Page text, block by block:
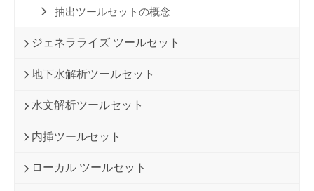
抽出ツールセットの概念
ジェネラライズ ツールセット
地下水解析ツールセット
水文解析ツールセット
内挿ツールセット
ローカル ツールセット